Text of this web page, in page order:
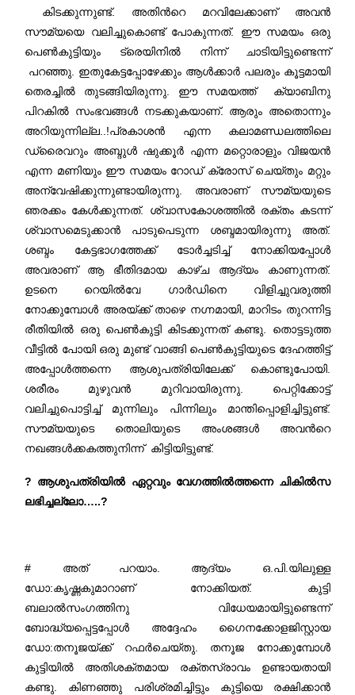
കിടക്കുന്നുണ്ട്. അതിന്‍റെ മറവിലേക്കാണ് അവൻ
സൗമ്യയെ വലിച്ചുകൊണ്ട് പോകുന്നത്. ഈ സമയം ഒരു
പെൺകുട്ടിയും ട്രെയിനിൽ നിന്ന് ചാടിയിട്ടുണ്ടെന്ന്
പറഞ്ഞു. ഇതുകേട്ടപ്പോഴേക്കും ആൾക്കാർ പലരും കൂട്ടമായി
തെരച്ചിൽ തുടങ്ങിയിരുന്നു. ഈ സമയത്ത് ക്യാബിനു
പിറകിൽ സംഭവങ്ങൾ നടക്കുകയാണ്. ആരും അതൊന്നും
അറിയുന്നില്ല..!പ്രകാശൻ എന്ന കലാമണ്ഡലത്തിലെ
ഡ്രൈവറും അബ്ദുൾ ഷുക്കൂർ എന്ന മറ്റൊരാളും വിജയൻ
എന്ന മണിയും ഈ സമയം റോഡ് ക്രോസ് ചെയ്തും മറ്റും
അന്വേഷിക്കുന്നുണ്ടായിരുന്നു. അവരാണ് സൗമ്യയുടെ
ഞരക്കം കേൾക്കുന്നത്. ശ്വാസകോശത്തിൽ രക്തം കടന്ന്
ശ്വാസമെടുക്കാൻ പാടുപെടുന്ന ശബ്ദമായിരുന്നു അത്.
ശബ്ദം കേട്ടഭാഗത്തേക്ക് ടോർച്ചടിച്ച് നോക്കിയപ്പോൾ
അവരാണ് ആ ഭീതിദമായ കാഴ്ച ആദ്യം കാണുന്നത്.
ഉടനെ റെയിൽവേ ഗാർഡിനെ വിളിച്ചുവരുത്തി
നോക്കുമ്പോൾ അരയ്ക്ക് താഴെ നഗ്നമായി, മാറിടം തുറന്നിട്ട
രീതിയിൽ ഒരു പെൺകുട്ടി കിടക്കുന്നത് കണ്ടു. തൊട്ടടുത്ത
വീട്ടിൽ പോയി ഒരു മുണ്ട് വാങ്ങി പെൺകുട്ടിയുടെ ദേഹത്തിട്ട്
അപ്പോൾത്തന്നെ ആശുപത്രിയിലേക്ക് കൊണ്ടുപോയി.
ശരീരം മുഴുവൻ മുറിവായിരുന്നു. പെറ്റിക്കോട്ട്
വലിച്ചുപൊട്ടിച്ച് മുന്നിലും പിന്നിലും മാന്തിപ്പൊളിച്ചിട്ടുണ്ട്.
സൗമ്യയുടെ തൊലിയുടെ അംശങ്ങൾ അവന്‍റെ
നഖങ്ങൾക്കകത്തുനിന്ന് കിട്ടിയിട്ടുണ്ട്.
? ആശുപത്രിയിൽ ഏറ്റവും വേഗത്തിൽത്തന്നെ ചികിൽസ
ലഭിച്ചല്ലോ…..?
# അത് പറയാം. ആദ്യം ഒ.പി.യിലുള്ള
ഡോ:കൃഷ്ണകുമാറാണ് നോക്കിയത്. കുട്ടി
ബലാൽസംഗത്തിനു വിധേയമായിട്ടുണ്ടെന്ന്
ബോദ്ധ്യപ്പെട്ടപ്പോൾ അദ്ദേഹം ഗൈനക്കോളജിസ്റ്റായ
ഡോ:തനൂജയ്ക്ക് റഫർചെയ്തു. തനൂജ നോക്കുമ്പോൾ
കുട്ടിയിൽ അതിശക്തമായ രക്തസ്രാവം ഉണ്ടായതായി
കണ്ടു. കിണഞ്ഞു പരിശ്രമിച്ചിട്ടും കുട്ടിയെ രക്ഷിക്കാൻ